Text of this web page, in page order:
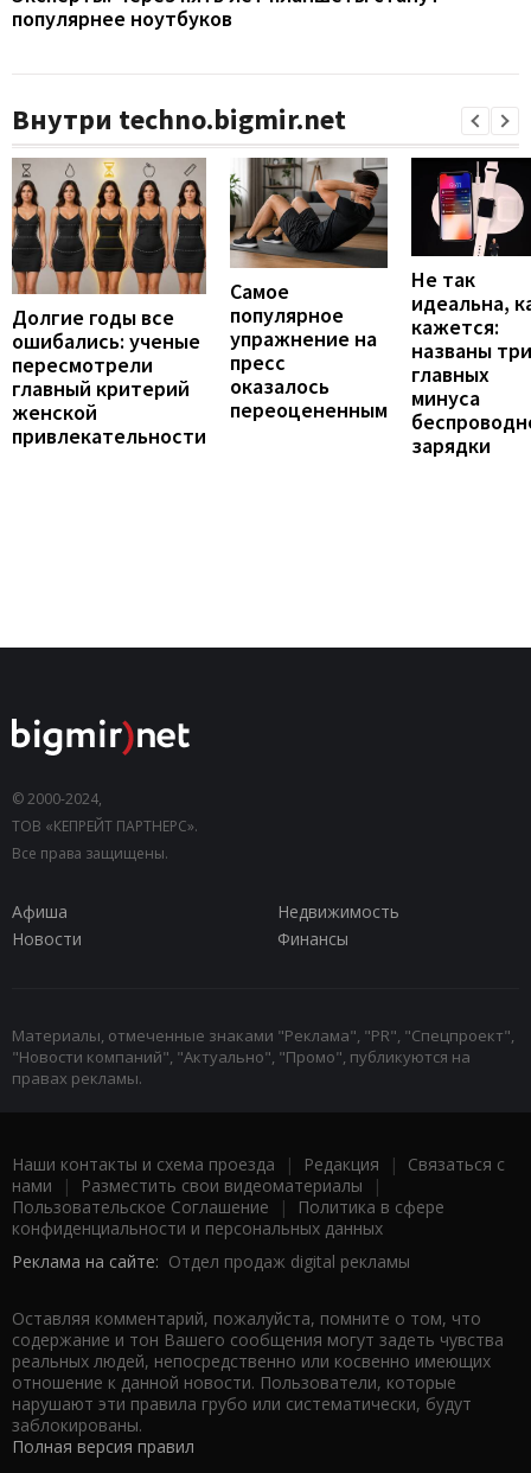
популярнее ноутбуков
Внутри techno.bigmir.net
Долгие годы все
ошибались: ученые
пересмотрели
главный критерий
женской
привлекательности
Самое
популярное
упражнение на
пресс
оказалось
переоцененным
Не так
идеальна,
кажется:
названы три
главных
минуса
зарядки
© 2000-2024,
ТОВ «КЕПРЕЙТ ПАРТНЕРС».
Все права защищены.
Афиша
Недвижимость
Новости
Финансы
Материалы, отмеченные знаками "Реклама", "PR", "Спецпроект",
"Новости компаний", "Актуально", "Промо", публикуются на
правах рекламы.
Наши контакты и схема проезда | Редакция | Связаться с
нами | Разместить свои видеоматериалы |
Пользовательское Соглашение |
Политика в сфере
конфиденциальности и персональных данных
Реклама на сайте: Отдел продаж digital рекламы
Оставляя комментарий, пожалуйста, помните о том, что
содержание и тон Вашего сообщения могут задеть чувства
реальных людей, непосредственно или косвенно имеющих
отношение к данной новости. Пользователи, которые
нарушают эти правила грубо или систематически, будут
заблокированы.
Полная версия правил